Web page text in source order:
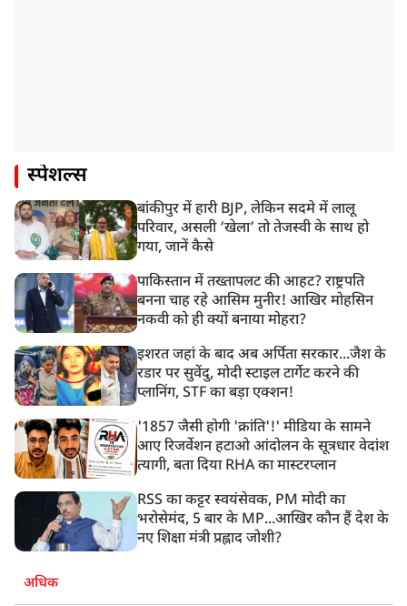
स्पेशल्स
बांकीपुर में हारी BJP, लेकिन सदमे में लालू
परिवार, असली ‘खेला’ तो तेजस्वी के साथ हो
गया, जानें कैसे
पाकिस्तान में तख्तापलट की आहट? राष्ट्रपति
बनना चाह रहे आसिम मुनीर! आखिर मोहसिन
नकवी को ही क्यों बनाया मोहरा?
इशरत जहां के बाद अब अर्पिता सरकार...जैश के
रडार पर सुवेंदु, मोदी स्टाइल टार्गेट करने की
प्लानिंग, STF का बड़ा एक्शन!
'1857 जैसी होगी 'क्रांति'!' मीडिया के सामने
आए रिजर्वेशन हटाओ आंदोलन के सूत्रधार वेदांश
त्यागी, बता दिया RHA का मास्टरप्लान
RSS का कट्टर स्वयंसेवक, PM मोदी का
भरोसेमंद, 5 बार के MP...आखिर कौन हैं देश के
नए शिक्षा मंत्री प्रह्लाद जोशी?
अधिक